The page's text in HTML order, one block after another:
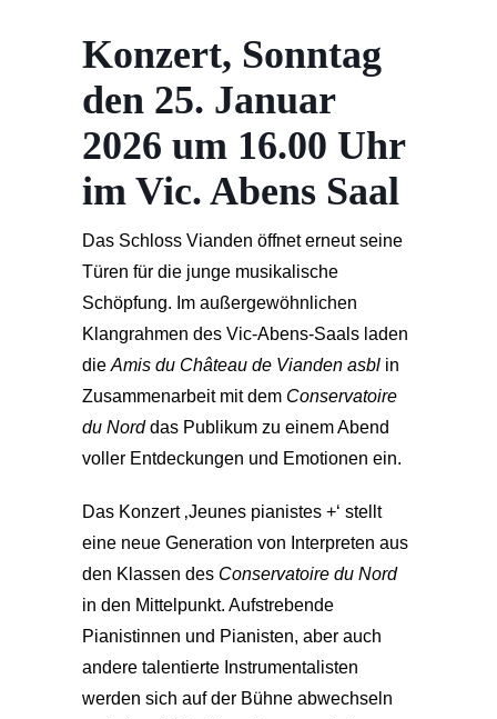
Konzert, Sonntag
den 25. Januar
2026 um 16.00 Uhr
im Vic. Abens Saal
Das Schloss Vianden öffnet erneut seine
Türen für die junge musikalische
Schöpfung. Im außergewöhnlichen
Klangrahmen des Vic-Abens-Saals laden
die Amis du Château de Vianden asbl in
Zusammenarbeit mit dem Conservatoire
du Norddas Publikum zu einem Abend
voller Entdeckungen und Emotionen ein.
Das Konzert ‚Jeunes pianistes +‘ stellt
eine neue Generation von Interpreten aus
den Klassen des Conservatoire du Nord
in den Mittelpunkt. Aufstrebende
Pianistinnen und Pianisten, aber auch
andere talentierte Instrumentalisten
werden sich auf der Bühne abwechseln